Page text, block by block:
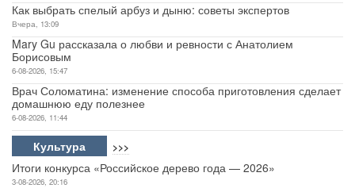
Как выбрать спелый арбуз и дыню: советы экспертов
Вчера, 13:09
Mary Gu рассказала о любви и ревности с Анатолием
Борисовым
6-08-2026, 15:47
Врач Соломатина: изменение способа приготовления сделает
домашнюю еду полезнее
6-08-2026, 11:44
Культура >>>
Итоги конкурса «Российское дерево года — 2026»
3-08-2026, 20:16